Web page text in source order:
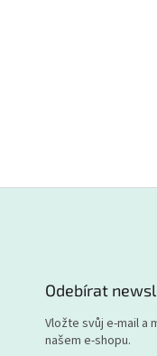
Odebírat
Vložte svůj e-mail a
našem e-shopu.